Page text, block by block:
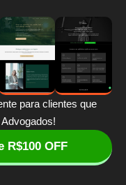
para clientes que
R$100 OFF